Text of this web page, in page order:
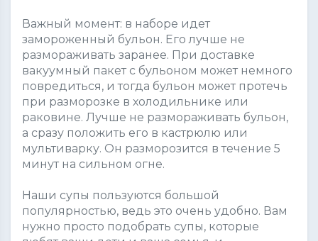
Важный момент: в наборе идет
замороженный бульон. Его лучше не
размораживать заранее. При доставке
вакуумный пакет с бульоном может немного
повредиться, и тогда бульон может протечь
при разморозке в холодильнике или
раковине. Лучше не размораживать бульон,
а сразу положить его в кастрюлю или
мультиварку. Он разморозится в течение 5
минут на сильном огне.
Наши супы пользуются большой
популярностью, ведь это очень удобно. Вам
нужно просто подобрать супы, которые